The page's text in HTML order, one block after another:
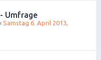
Umfrage
Samstag 6. April 2013,